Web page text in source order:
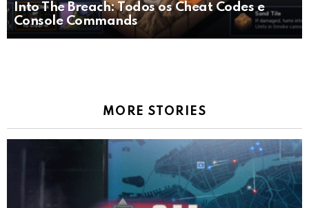
Into The Breach: Todos os Cheat Codes e
Console Commands
MORE STORIES